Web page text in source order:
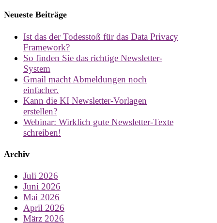
Neueste Beiträge
Ist das der Todesstoß für das Data Privacy
Framework?
So finden Sie das richtige Newsletter-
System
Gmail macht Abmeldungen noch
einfacher.
Kann die KI Newsletter-Vorlagen
erstellen?
Webinar: Wirklich gute Newsletter-Texte
schreiben!
Archiv
Juli 2026
Juni 2026
Mai 2026
April 2026
März 2026